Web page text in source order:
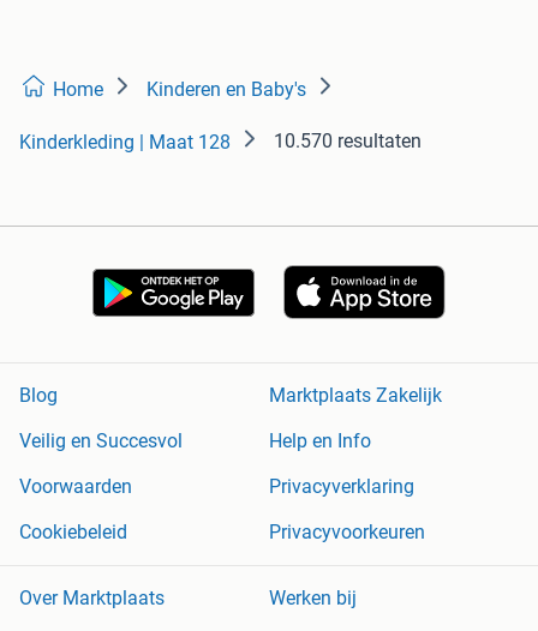
Home Kinderen en Baby's
Kinderkleding | Maat 128 10.570 resultaten
Blog
Marktplaats Zakelijk
Veilig en Succesvol
Help en Info
Voorwaarden
Privacyverklaring
Cookiebeleid
Privacyvoorkeuren
Over Marktplaats Werken bij